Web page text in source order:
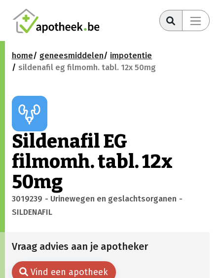
home geneesmiddelen
impotentie
sildenafil eg filmomh. tabl. 12x 50mg
Sildenafil EG
filmomh. tabl. 12x
50mg
3019239 - Urinewegen en geslachtsorganen -
SILDENAFIL
Vraag advies aan je apotheker
Vind een apotheek